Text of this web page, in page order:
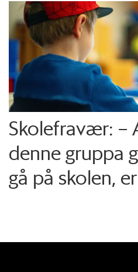
Skolefravær: –
denne gruppa
gå på skolen,